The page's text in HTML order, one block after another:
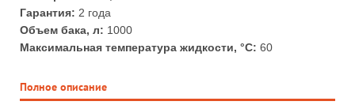
Гарантия: 2 года
Объем бака, л: 1000
Максимальная температура жидкости, °С: 60
Полное описание